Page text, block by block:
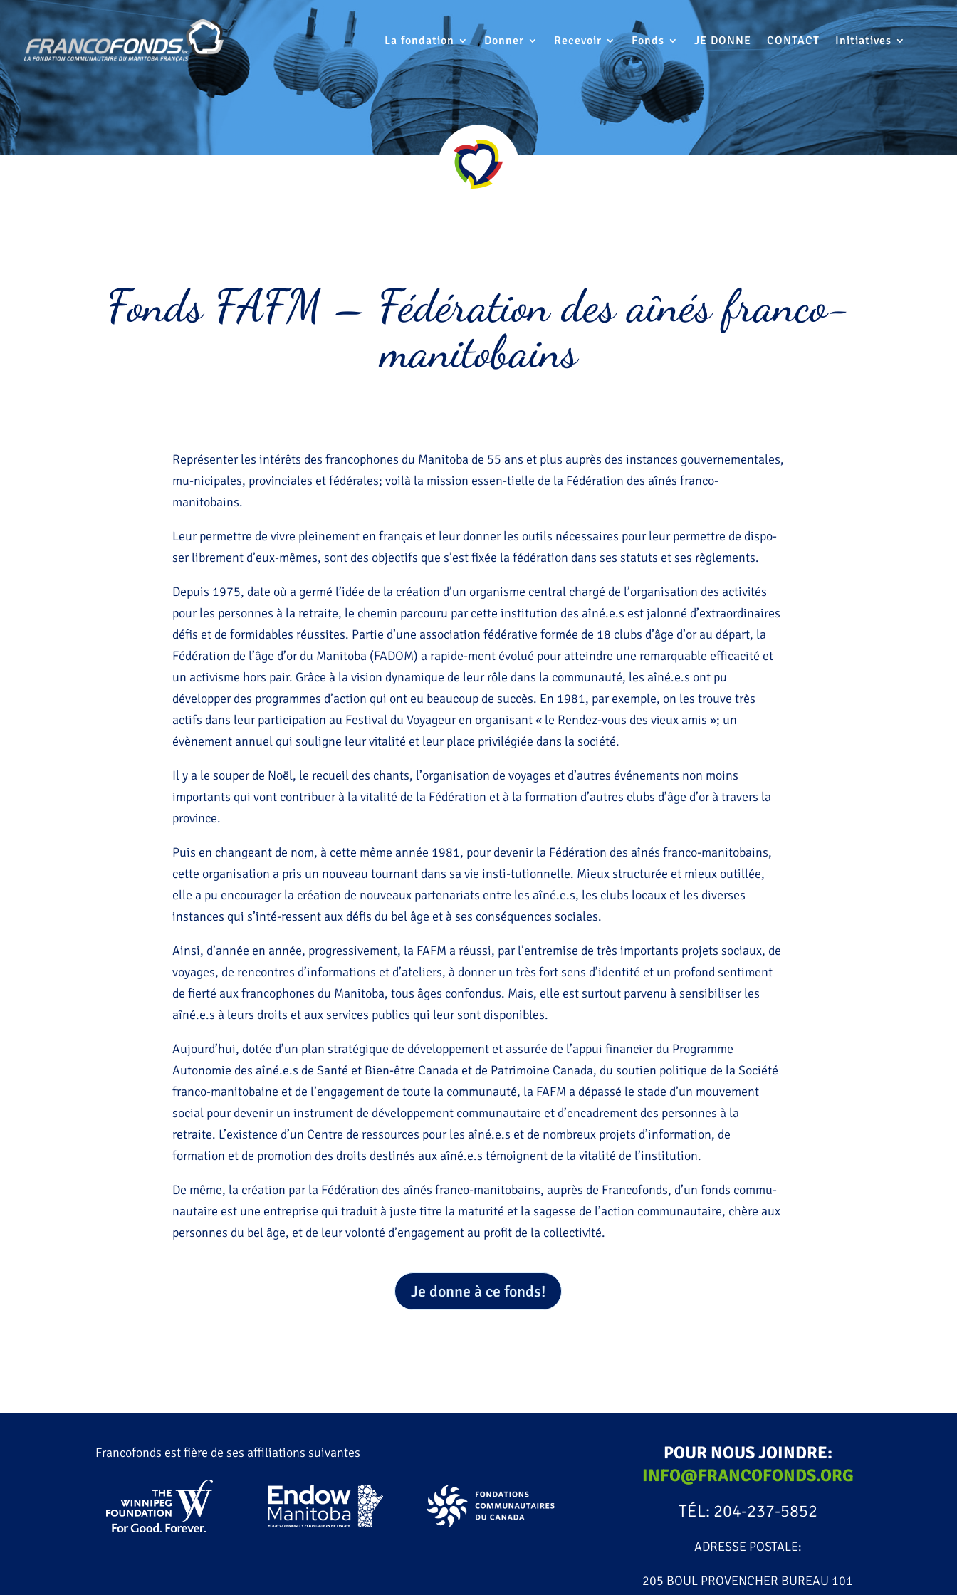
La fondation Donner Recevoir Fonds JE DONNE CONTACT Initiatives
Fonds FAFM – Fédération des aînés franco-
manitobains
Représenter les intérêts des francophones du Manitoba de 55 ans et plus auprès des instances gouvernementales,
mu-nicipales, provinciales et fédérales; voilà la mission essen-tielle de la Fédération des aînés franco-
manitobains.
Leur permettre de vivre pleinement en français et leur donner les outils nécessaires pour leur permettre de dispo-
ser librement d’eux-mêmes, sont des objectifs que s’est fixée la fédération dans ses statuts et ses règlements.
Depuis 1975, date où a germé l’idée de la création d’un organisme central chargé de l’organisation des activités
pour les personnes à la retraite, le chemin parcouru par cette institution des aîné.e.s est jalonné d’extraordinaires
défis et de formidables réussites. Partie d’une association fédérative formée de 18 clubs d’âge d’or au départ, la
Fédération de l’âge d’or du Manitoba (FADOM) a rapide-ment évolué pour atteindre une remarquable efficacité et
un activisme hors pair. Grâce à la vision dynamique de leur rôle dans la communauté, les aîné.e.s ont pu
développer des programmes d’action qui ont eu beaucoup de succès. En 1981, par exemple, on les trouve très
actifs dans leur participation au Festival du Voyageur en organisant « le Rendez-vous des vieux amis »; un
évènement annuel qui souligne leur vitalité et leur place privilégiée dans la société.
Il y a le souper de Noël, le recueil des chants, l’organisation de voyages et d’autres événements non moins
importants qui vont contribuer à la vitalité de la Fédération et à la formation d’autres clubs d’âge d’or à travers la
province.
Puis en changeant de nom, à cette même année 1981, pour devenir la Fédération des aînés franco-manitobains,
cette organisation a pris un nouveau tournant dans sa vie insti-tutionnelle. Mieux structurée et mieux outillée,
elle a pu encourager la création de nouveaux partenariats entre les aîné.e.s, les clubs locaux et les diverses
instances qui s’inté-ressent aux défis du bel âge et à ses conséquences sociales.
Ainsi, d’année en année, progressivement, la FAFM a réussi, par l’entremise de très importants projets sociaux, de
voyages, de rencontres d’informations et d’ateliers, à donner un très fort sens d’identité et un profond sentiment
de fierté aux francophones du Manitoba, tous âges confondus. Mais, elle est surtout parvenu à sensibiliser les
aîné.e.s à leurs droits et aux services publics qui leur sont disponibles.
Aujourd’hui, dotée d’un plan stratégique de développement et assurée de l’appui financier du Programme
Autonomie des aîné.e.s de Santé et Bien-être Canada et de Patrimoine Canada, du soutien politique de la Société
franco-manitobaine et de l’engagement de toute la communauté, la FAFM a dépassé le stade d’un mouvement
social pour devenir un instrument de développement communautaire et d’encadrement des personnes à la
retraite. L’existence d’un Centre de ressources pour les aîné.e.s et de nombreux projets d’information, de
formation et de promotion des droits destinés aux aîné.e.s témoignent de la vitalité de l’institution.
De même, la création par la Fédération des aînés franco-manitobains, auprès de Francofonds, d’un fonds commu-
nautaire est une entreprise qui traduit à juste titre la maturité et la sagesse de l’action communautaire, chère aux
personnes du bel âge, et de leur volonté d’engagement au profit de la collectivité.
Je donne à ce fonds!
Francofonds est fière de ses affiliations suivantes
POUR NOUS JOINDRE:
INFO@FRANCOFONDS.ORG
TÉL: 204-237-5852
ADRESSE POSTALE:
205 BOUL PROVENCHER BUREAU 101